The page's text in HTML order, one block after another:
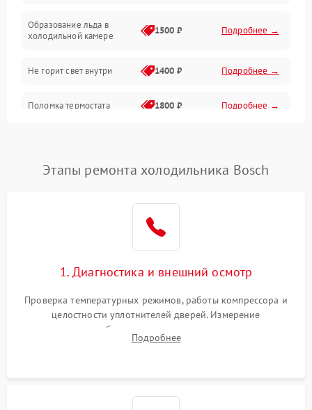
Образование льда в
холодильной камере
1500 ₽ Подробнее →
Не горит свет внутри 1400 ₽ Подробнее →
Поломка термостата 1800 ₽ Подробнее →
Поломка системы No Frost 2600 ₽ Подробнее →
работе
2000 ₽ Подробнее →
1000 ₽
1800 ₽
Этапы ремонта холодильника Bosch
1. Диагностика и внешний осмотр
Проверка температурных режимов, работы компрессора и
целостности уплотнителей дверей. Измерение
сопротивления обмоток мотора, проверка термостата и
считывание кодов ошибок с электронного дисплея.
Подробнее